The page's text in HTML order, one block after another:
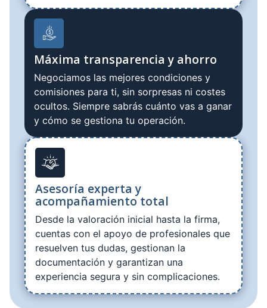
Máxima transparencia y ahorro
Negociamos las mejores condiciones y
comisiones para ti, sin sorpresas ni costes
ocultos. Siempre sabrás cuánto vas a ganar
y cómo se gestiona tu operación.
Asesoría experta y
acompañamiento total
Desde la valoración inicial hasta la firma,
cuentas con el apoyo de profesionales que
resuelven tus dudas, gestionan la
documentación y garantizan una
experiencia segura y sin complicaciones.